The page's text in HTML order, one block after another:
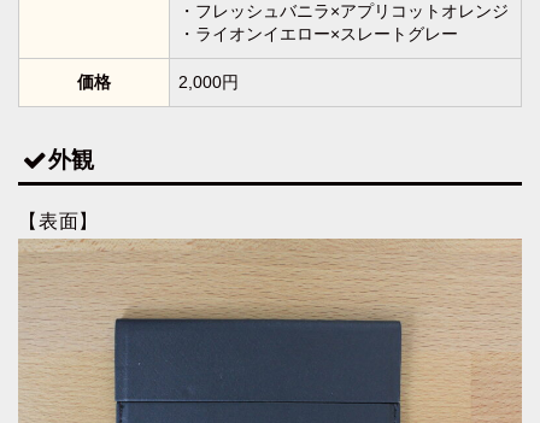
・フレッシュバニラ×アプリコットオレンジ
・ライオンイエロー×スレートグレー
価格 2,000円
外観
【表面】